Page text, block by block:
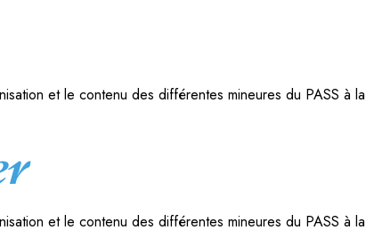
et le contenu des différentes mineures du PASS à la
et le contenu des différentes mineures du PASS à la